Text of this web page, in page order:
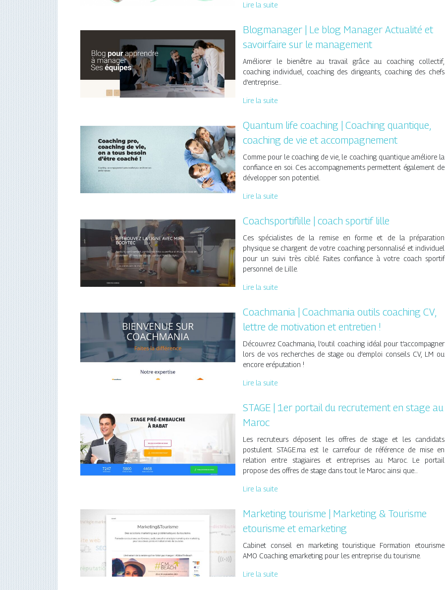
Lire la suite
Blogmanager | Le blog Manager Actualité et
savoirfaire sur le management
Améliorer le bienêtre au travail grâce au coaching collectif,
coaching individuel, coaching des dirigeants, coaching des chefs
d’entreprise…
Lire la suite
Quantum life coaching | Coaching quantique,
coaching de vie et accom­pag­ne­ment
Comme pour le coaching de vie, le coaching quantique améliore la
confiance en soi. Ces accompagnements permettent également de
développer son potentiel.
Lire la suite
Coachspor­tiflil­le | coach sportif lille
Ces spécialistes de la remise en forme et de la préparation
physique se chargent de votre coaching personnalisé et individuel
pour un suivi très ciblé. Faites confiance à votre coach sportif
personnel de Lille.
Lire la suite
Coachmania | Coachmania outils coaching CV,
lettre de motivation et entretien !
Découvrez Coachmania, l’outil coaching idéal pour t’accompagner
lors de vos recherches de stage ou d’emploi conseils CV, LM ou
encore eréputation !
Lire la suite
STAGE | 1er portail du recrutement en stage au
Maroc
Les recruteurs déposent les offres de stage et les candidats
postulent. STAGE.ma est le carrefour de référence de mise en
relation entre stagiaires et entreprises au Maroc. Le portail
propose des offres de stage dans tout le Maroc ainsi que…
Lire la suite
Marketing tourisme | Marketing & Tourisme
etourisme et emarketing
Cabinet conseil en marketing touristique Formation etourisme
AMO Coaching emarketing pour les entreprise du tourisme.
Lire la suite